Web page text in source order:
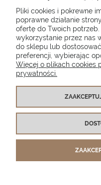
Poduszki ogrodowe
NIP:
(+48) 885 281 885
FACEBOOK
Pliki cookies i pokrewne
poprawne działanie
ofertę do Twoich
wykorzystanie przez nas
do sklepu lub
preferencji, wybierając
Więcej o plikach cookies
prywatności.